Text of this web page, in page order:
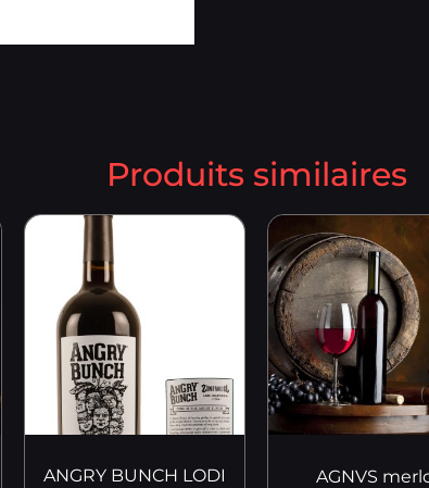
Produits similaires
ANGRY BUNCH LODI AGNVS